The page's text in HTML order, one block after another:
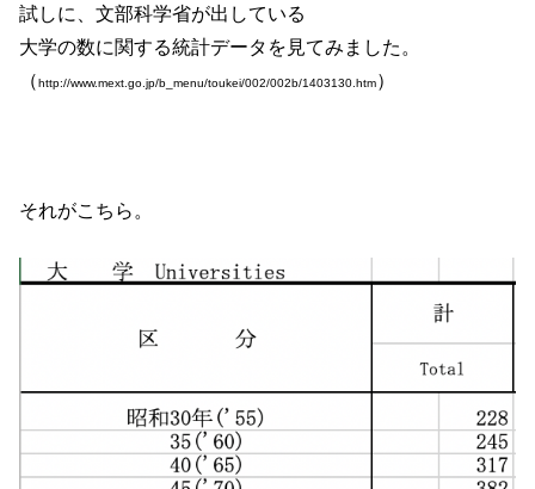
試しに、文部科学省が出している
大学の数に関する統計データを見てみました。
（http://www.mext.go.jp/b_menu/toukei/002/002b/1403130.htm）
それがこちら。